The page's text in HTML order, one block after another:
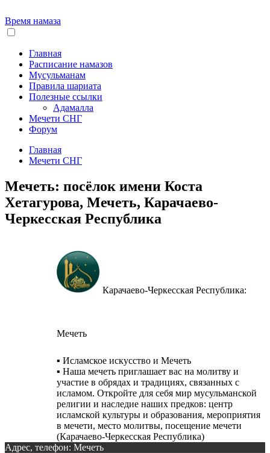
Время намаза
Главная
Расписание намазов
Мусульманам
Правила шариата
Полезные ссылки
Адамалла
Мечети СНГ
Форум
Главная
Мечети СНГ
Мечеть: посёлок имени Коста
Хетагурова, Мечеть, Карачаево-
Черкесская Республика
Карачаево-Черкесская Республика:
Мечеть
▪️ Исламское искусство и Мечеть
▪️ Наша мечеть приглашает вас на молитву и
участие в обрядах и традициях, связанных с
исламом. Откройте для себя мир мусульманской
религии и наследие наших предков: центр
исламской культуры и образования, мероприятия
в мечети, место молитвы, посещение мечети
(Карачаево-Черкесская Республика)
Адрес, телефон: Мечеть